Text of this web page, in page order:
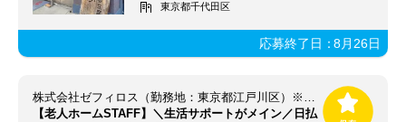
東京都千代田区
応募終了日：8月26日
株式会社ゼフィロス（勤務地：東京都江戸川区）※案件ID：東00135
【老人ホームSTAFF】＼生活サポートがメイン／日払